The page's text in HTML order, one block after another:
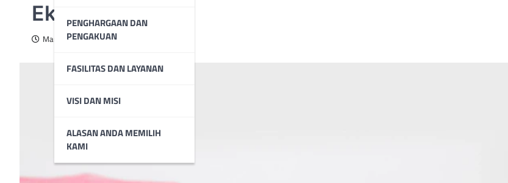
PENGHARGAAN DAN
PENGAKUAN
FASILITAS DAN LAYANAN
VISI DAN MISI
ALASAN ANDA MEMILIH
KAMI
Ekonomi AS
March 27, 2024